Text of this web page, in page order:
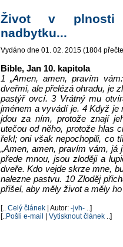
Život v plnosti
nadbytku...
Vydáno dne 01. 02. 2015 (1804
Bible, Jan 10. kapitola
1 „Amen, amen, pravím
dveřmi, ale přelézá ohradu, je
pastýř ovcí. 3 Vrátný mu
jménem a vyvádí je. 4 Když
jdou za ním, protože znají
utečou od něho, protože hlas
řekl; oni však nepochopili, co
„Amen, amen, pravím vám,
přede mnou, jsou zloději a
dveře. Kdo vejde skrze mne,
nalezne pastvu. 10 Zloděj
přišel, aby měly život a měly
[.. Celý článek | Autor: -jvh- ..]
[..Pošli e-mail Vytisknout článek ..]